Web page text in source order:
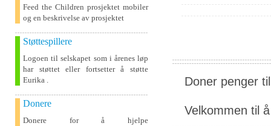
Feed the Children prosjektet mobiler
og en beskrivelse av prosjektet
Støttespillere
Logoen til selskapet som i årenes løp
har støttet eller fortsetter å støtte
Eurika .
Donere
Donere for å hjelpe
Doner penger
Velkommen til